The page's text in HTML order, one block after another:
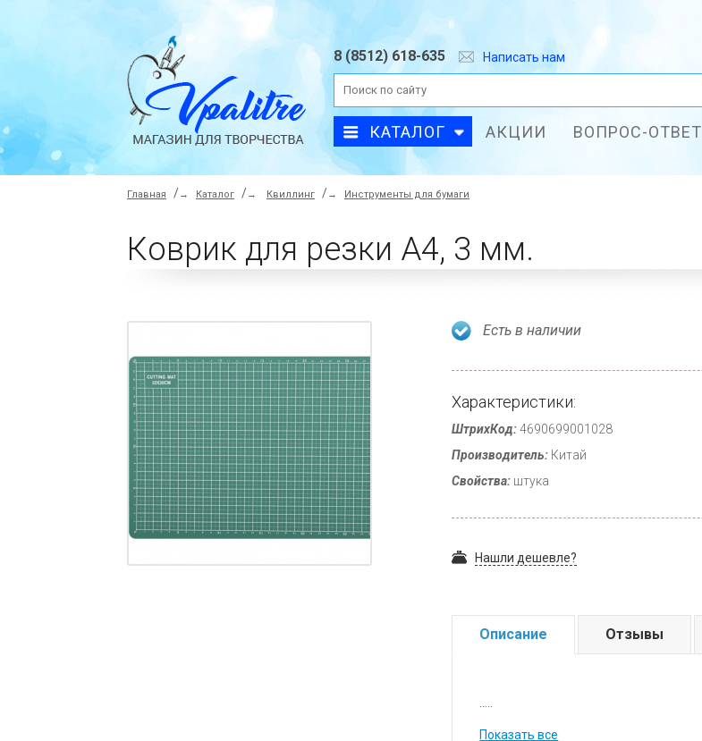
8 (8512) 618-635 Написать нам
КАТАЛОГ АКЦИИ ВОПРОС-ОТВЕТ
Главная → Каталог → Квиллинг → Инструменты для бумаги
Коврик для резки А4, 3 мм.
Есть в наличии
Характеристики:
ШтрихКод: 4690699001028
Производитель: Китай
Свойства: штука
Нашли дешевле?
Описание Отзывы
Показать все